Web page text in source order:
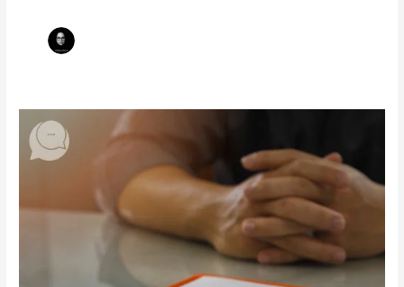
¡TYC
PARA
MI!